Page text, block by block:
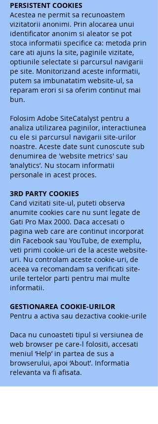
PERSISTENT COOKIES
Acestea ne permit sa recunoastem
vizitatorii anonimi. Prin alocarea unui
identificator anonim si aleator se pot
stoca informatii specifice ca: metoda prin
care ati ajuns la site, paginile vizitate,
optiunile selectate si parcursul navigarii
pe site. Monitorizand aceste informatii,
putem sa imbunatatim website-ul, sa
reparam erori si sa oferim continut mai
bun.
Folosim Adobe SiteCatalyst pentru a
analiza utilizarea paginilor, interactiunea
cu ele si parcursul navigarii site-urilor
noastre. Aceste date sunt cunoscute sub
denumirea de 'website metrics' sau
‘analytics’. Nu stocam informatii
personale in acest proces.
3RD PARTY COOKIES
Cand vizitati site-ul, puteti observa
anumite cookies care nu sunt legate de
Gati Pro Max 2000. Daca accesati o
pagina web care are continut incorporat
din Facebook sau YouTube, de exemplu,
veti primi cookie-uri de la aceste website-
uri. Nu controlam aceste cookie-uri, de
aceea va recomandam sa verificati site-
urile tertelor parti pentru mai multe
informatii.
GESTIONAREA COOKIE-URILOR
Pentru a activa sau dezactiva cookie-urile
Daca nu cunoasteti tipul si versiunea de
web browser pe care-l folositi, accesati
meniul ‘Help’ in partea de sus a
browserului, apoi ‘About’. Informatia
relevanta va fi afisata.